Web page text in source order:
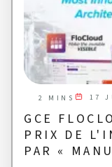
GCE
PRIX DE
PAR «
2 MINS 17